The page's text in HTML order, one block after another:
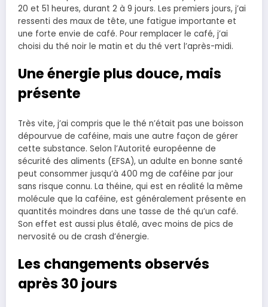
20 et 51 heures, durant 2 à 9 jours. Les premiers jours, j’ai
ressenti des maux de tête, une fatigue importante et
une forte envie de café. Pour remplacer le café, j’ai
choisi du thé noir le matin et du thé vert l’après-midi.
Une énergie plus douce, mais
présente
Très vite, j’ai compris que le thé n’était pas une boisson
dépourvue de caféine, mais une autre façon de gérer
cette substance. Selon l’Autorité européenne de
sécurité des aliments (EFSA), un adulte en bonne santé
peut consommer jusqu’à 400 mg de caféine par jour
sans risque connu. La théine, qui est en réalité la même
molécule que la caféine, est généralement présente en
quantités moindres dans une tasse de thé qu’un café.
Son effet est aussi plus étalé, avec moins de pics de
nervosité ou de crash d’énergie.
Les changements observés
après 30 jours